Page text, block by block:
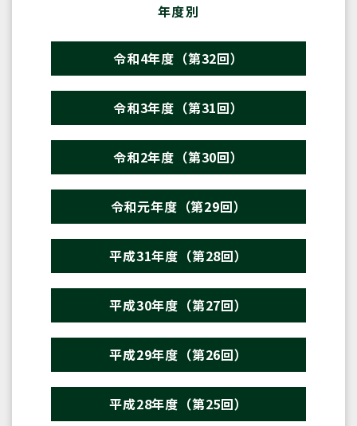
年度別
令和4年度（第32回）
令和3年度（第31回）
令和2年度（第30回）
令和元年度（第29回）
平成31年度（第28回）
平成30年度（第27回）
平成29年度（第26回）
平成28年度（第25回）